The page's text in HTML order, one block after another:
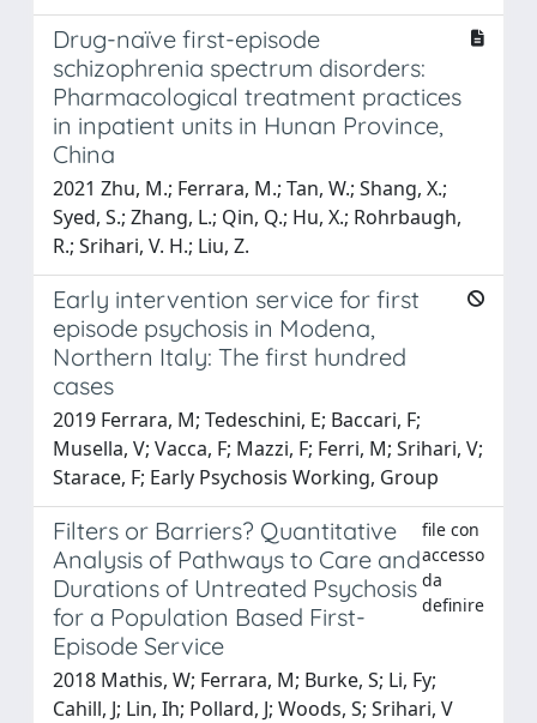
Drug-naïve first-episode
schizophrenia spectrum disorders:
Pharmacological treatment practices
in inpatient units in Hunan Province,
China
2021 Zhu, M.; Ferrara, M.; Tan, W.; Shang, X.;
Syed, S.; Zhang, L.; Qin, Q.; Hu, X.; Rohrbaugh,
R.; Srihari, V. H.; Liu, Z.
Early intervention service for first
episode psychosis in Modena,
Northern Italy: The first hundred
cases
2019 Ferrara, M; Tedeschini, E; Baccari, F;
Musella, V; Vacca, F; Mazzi, F; Ferri, M; Srihari, V;
Starace, F; Early Psychosis Working, Group
Filters or Barriers? Quantitative
Analysis of Pathways to Care and
Durations of Untreated Psychosis
for a Population Based First-
Episode Service
file con
accesso
da
definire
2018 Mathis, W; Ferrara, M; Burke, S; Li, Fy;
Cahill, J; Lin, Ih; Pollard, J; Woods, S; Srihari, V